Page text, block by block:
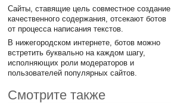
Сайты, ставящие цель совместное создание
качественного содержания, отсекают ботов
от процесса написания текстов.
В нижегородском интернете, ботов можно
встретить буквально на каждом шагу,
исполняющих роли модераторов и
пользователей популярных сайтов.
Смотрите также